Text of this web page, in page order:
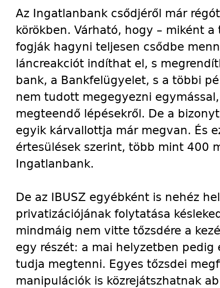
Az Ingatlanbank csődjéről már
körökben. Várható, hogy – miként
fogják hagyni teljesen csődbe
láncreakciót indíthat el, s
bank, a Bankfelügyelet, s a többi
nem tudott megegyezni
megteendő lépésekről. De a
egyik kárvallottja már megvan. És
értesülések szerint, több mint 400
Ingatlanbank.
De az IBUSZ egyébként is nehéz
privatizációjának folytatása
mindmáig nem vitte tőzsdére a
egy részét: a mai helyzetben pedig
tudja megtenni. Egyes tőzsdei
manipulációk is közrejátszhatnak